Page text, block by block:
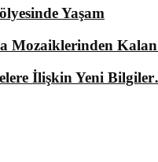
Yaşam
Mozaiklerinden
İlişkin Yeni